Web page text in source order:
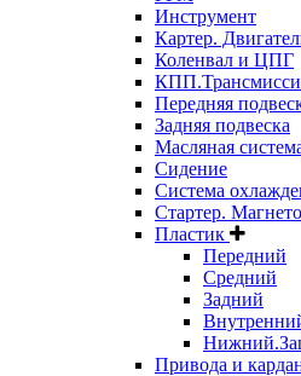
Инструмент
Картер.
Коленвал и ЦПГ
Передняя
Задняя подвеска
Масляная
Сидение
Система
Стартер. Магнето
Пластик
Передний
Средний
Задний
Привода и